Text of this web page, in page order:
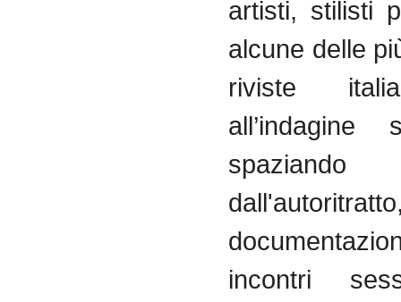
artisti, stilisti
alcune delle
riviste
all’indagine
spaziando
incontri